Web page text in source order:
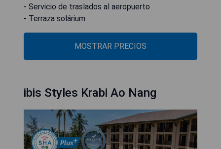
- Servicio de traslados al aeropuerto
- Terraza solárium
MOSTRAR PRECIOS
ibis Styles Krabi Ao Nang